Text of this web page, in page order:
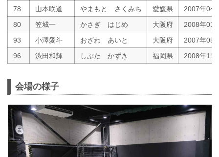
78
山本咲道 やまもと さくみち 愛媛県
2007年04
80
笠城一 かさぎ はじめ 大阪府
2008年01
93
小澤愛斗 おざわ あいと 大阪府
2007年05
96
渋田和輝 しぶた かずき 福岡県 2008年11
会場の様子